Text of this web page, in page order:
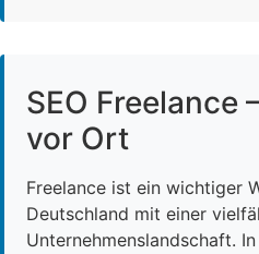
SEO Freelance
vor Ort
Freelance ist ein wichtiger
Deutschland mit einer
Unternehmenslandschaft.